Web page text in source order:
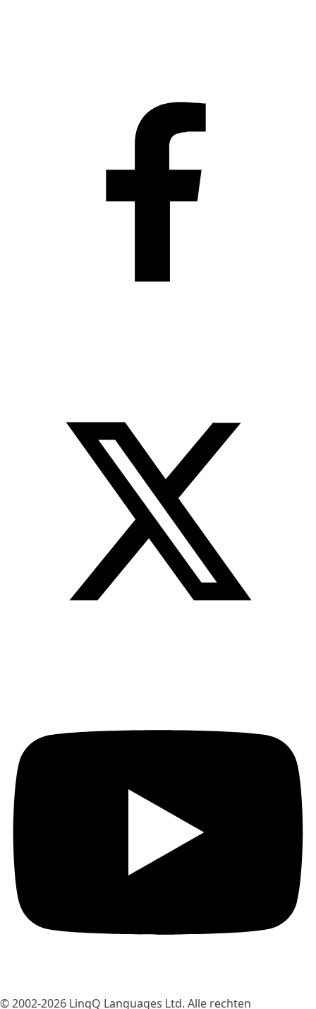
© 2002-2026 LingQ Languages Ltd. Alle rechten